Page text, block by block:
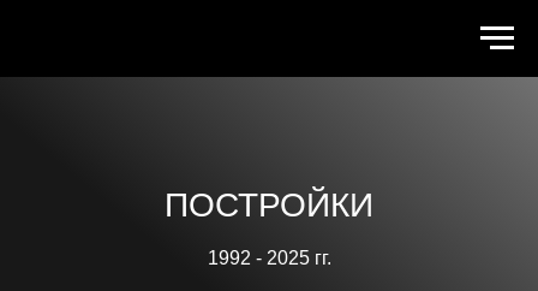
ПОСТРОЙКИ
1992 - 2025 гг.